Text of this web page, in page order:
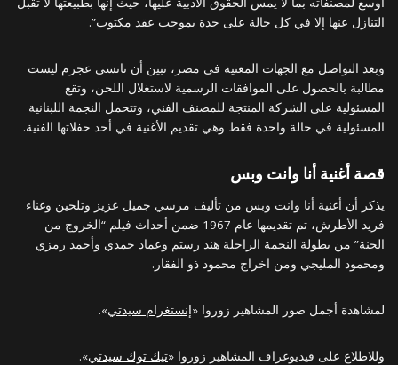
التنازل عنها إلا في كل حالة على حدة بموجب عقد مكتوب”.
وبعد التواصل مع الجهات المعنية في مصر، تبين أن نانسي عجرم ليست
مطالبة بالحصول على الموافقات الرسمية لاستغلال اللحن، وتقع
المسئولية على الشركة المنتجة للمصنف الفني، وتتحمل النجمة اللبنانية
المسئولية في حالة واحدة فقط وهي تقديم الأغنية في أحد حفلاتها الفنية.
قصة أغنية أنا وانت وبس
يذكر أن أغنية أنا وانت وبس من تأليف مرسي جميل عزيز وتلحين وغناء
فريد الأطرش، تم تقديمها عام 1967 ضمن أحداث فيلم “الخروج من
الجنة” من بطولة النجمة الراحلة هند رستم وعماد حمدي وأحمد رمزي
ومحمود المليجي ومن اخراج محمود ذو الفقار.
لمشاهدة أجمل صور المشاهير زوروا «إنستغرام سيدتي».
وللاطلاع على فيديوغراف المشاهير زوروا «تيك توك سيدتي».